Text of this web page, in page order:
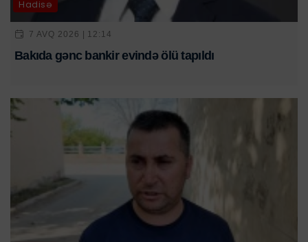
Hadisə
7 AVQ 2026 | 12:14
Bakıda gənc bankir evində ölü tapıldı